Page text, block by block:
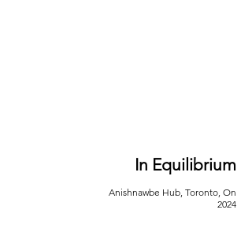
In Equilibrium
Anishnawbe Hub, Toronto, On
2024